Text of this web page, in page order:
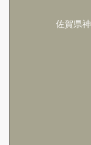
佐賀県